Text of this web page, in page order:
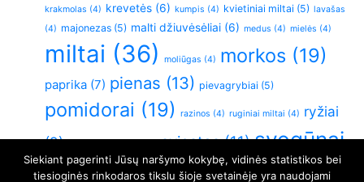
krakmolas (4) krevetės (6) kumpis (4) kvietiniai miltai (5) lavašas
(4) majonezas (5) malti džiuvėsėliai (6) medus (4) mielės (4)
miltai (36) moliūgas (4) morkos (19)
paprika (7) pienas (13) pievagrybiai (5)
pomidorai (19) razinos (4) ruginiai miltai (4) ryžiai
(9)
sviestas(11) svogūnai
(26) Varškė(21) virtos bulvės (5) vištiena(6)
Siekiant pagerinti Jūsų naršymo kokybę, vidinės statistikos bei
tiesioginės rinkodaros tikslu šioje svetainėje yra naudojami